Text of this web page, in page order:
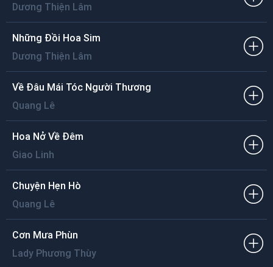
Những lời này cho em
Thôi đam mê thể xác rã rời
Chết giữa đọa đày khi tàn mộng em ơi.
Dương Thiện Lâm
Những Đồi Hoa Sim
Dương Thiện Lâm
Về Đâu Mái Tóc Người Thương
Quang Lê
Hoa Nở Về Đêm
Giao Linh
Chuyện Hẹn Hò
Quang Lê
Cơn Mưa Phùn
Lady Phương Thùy